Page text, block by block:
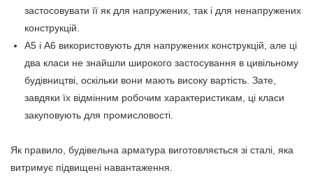
застосовувати її як для напружених, так і для ненапружених
конструкцій.
А5 і А6 використовують для напружених конструкцій, але ці
два класи не знайшли широкого застосування в цивільному
будівництві, оскільки вони мають високу вартість. Зате,
завдяки їх відмінним робочим характеристикам, ці класи
закуповують для промисловості.
Як правило, будівельна арматура виготовляється зі сталі, яка
витримує підвищені навантаження.